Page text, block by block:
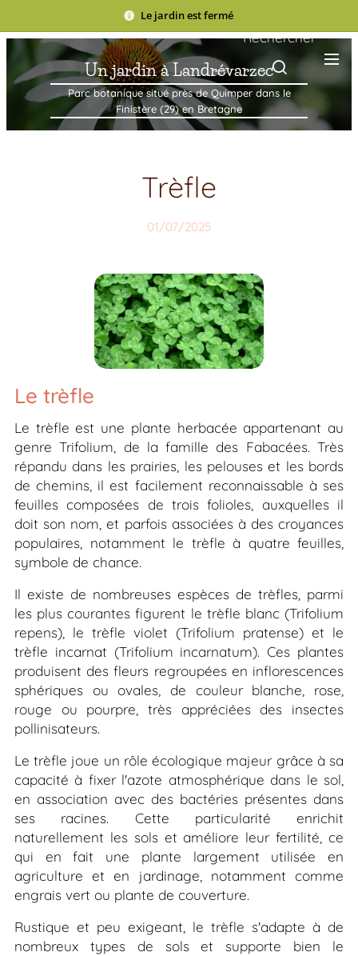
Le jardin est fermé
Un jardin à Landrévarzec
Parc botanique situé près de Quimper dans le
Finistère (29) en Bretagne
Rechercher
Trèfle
01/07/2025
Le trèfle
Le trèfle est une plante herbacée appartenant au
genreTrifolium, de la famille des Fabacées. Très
répandu dans les prairies, les pelouses et les bords
de chemins, il est facilement reconnaissable à ses
feuilles composées de trois folioles, auxquelles il
doit son nom, et parfois associées à des croyances
populaires, notamment le trèfle à quatre feuilles,
symbole de chance.
Il existe de nombreuses espèces de trèfles, parmi
les plus courantes figurent le trèfle blanc (Trifolium
repens), le trèfle violet (Trifolium pratense) et le
trèfle incarnat (Trifolium incarnatum). Ces plantes
produisent des fleurs regroupées en inflorescences
sphériques ou ovales, de couleur blanche, rose,
rouge ou pourpre, très appréciées des insectes
pollinisateurs.
Le trèfle joue un rôle écologique majeur grâce à sa
capacité à fixer l'azote atmosphérique dans le sol,
en association avec des bactéries présentes dans
ses racines. Cette particularité enrichit
naturellement les sols et améliore leur fertilité, ce
qui en fait une plante largement utilisée en
agriculture et en jardinage, notamment comme
engrais vert ou plante de couverture.
Rustique et peu exigeant, le trèfle s'adapte à de
nombreux types de sols et supporte bien le